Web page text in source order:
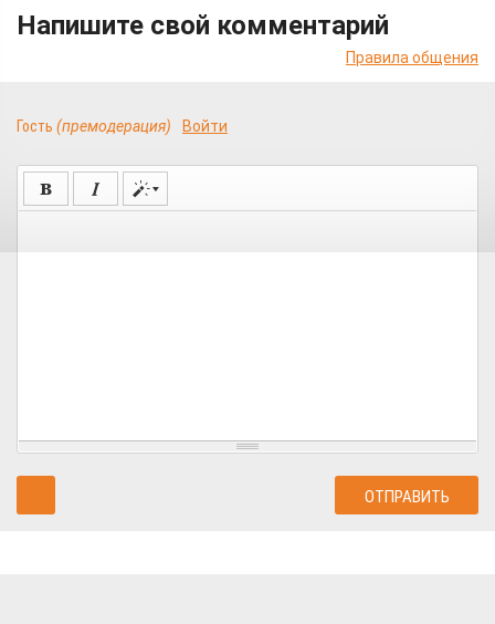
Напишите свой комментарий
Правила общения
Гость (премодерация) Войти